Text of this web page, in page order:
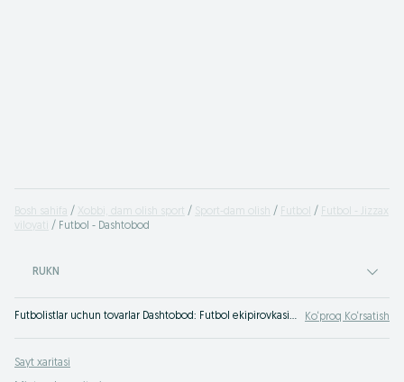
Bosh sahifa Xobbi, dam olish sport Sport-dam olish Futbol
Futbol - Jizzax
viloyati
Futbol - Dashtobod
RUKN
Futbolistlar uchun tovarlar Dashtobod: Futbol ekipirovkasini maqbul narxda OLX.uz Dashtobod e‘lonlar taxtasida sotib olish - futbol uchun zarur narsalar bo‘yicha dolzarb takliflar seni kutmoqda! Ko‘proq Ko‘rsatish
Sayt xaritasi